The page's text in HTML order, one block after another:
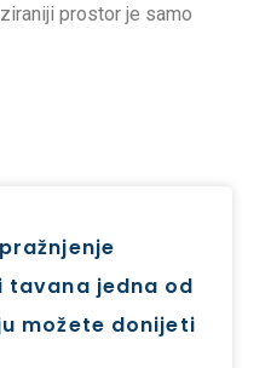
prostor je samo
tavana jedna od
možete donijeti